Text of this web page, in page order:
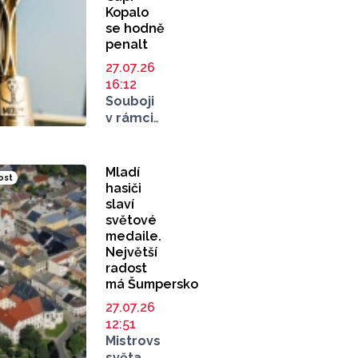
celkem
ve čtyřech
lokalitách.
Hotovo
by mělo
být
v polovině
si musí
dát
zejména
řidiči,
můžou
totiž
narazit
na dopravní
Kopalo
se hodně
penalt
27.07.26
16:12
Souboji
v rámci
začal
o víkendu
také
fotbalový
pohár
MOL
Cup,
do kterého
se zapojily
také
týmy
z Olomouckého
Mladí
hasiči
slaví
světové
medaile.
Největší
radost
má Šumpersko
27.07.26
12:51
Mistrovství